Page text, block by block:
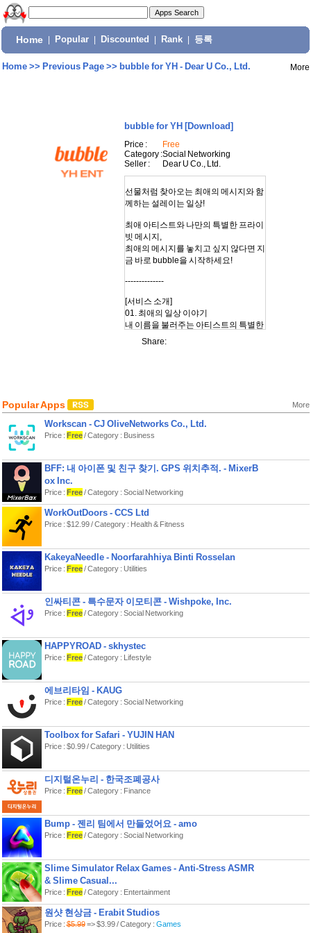
Home Popular Discounted Rank 등록
Home>> Previous Page>> bubble for YH - Dear U Co., Ltd. More
bubble for YH [Download]
Price :
Free
Category :Social Networking
Seller :
Dear U Co., Ltd.
선물처럼 찾아오는 최애의 메시지와 함
께하는 설레이는 일상!
최애 아티스트와 나만의 특별한 프라이
빗 메시지,
최애의 메시지를 놓치고 싶지 않다면 지
금 바로 bubble을 시작하세요!
--------------
[서비스 소개]
01. 최애의 일상 이야기
내 이름을 불러주는 아티스트의 특별한
일상 메시지를 받아 보세요
텍스트만으로는 부족한 우리! bubble
LIVE로 최애와 일상을 나눠 보세요
아티스트에게 응원과 사랑이 가득 찬 답
장을 보내 보세요
05. 최애랑 나만의 기념일
오늘부터 1일! 아티스트와 나만의 특별
한 기념일을 확인해 보세요
내 언어로 아티스트의 메시지를 읽고 내
언어로 답장을 보내 보세요
-선택적 접근 권한의 경우 허용에 동의
하지 않으셔도 앱 사용이 가능합니다.
사진 / 동영상 전송 및 저장, 프로필 사진
및 채팅방 배경 설정에 사용
및 채팅방 배경 설정에 사용
음성 메시지 / 동영상 촬영 및 전송에 사
용
서비스 이용 시 알림 수신을 위해 사용
01. bubble for YH 혜택
- 구매한 이용권의 인원 수만큼 bubble
- 선택한 ARTIST가 직접 보내는 bubble
- 구독은 iTunes를 통해서 할 수 있으며
iTunes 계정으로 결제금액이 청구됩니
Share:
Popular Apps More
Workscan - CJ OliveNetworks Co., Ltd.
Price : Free/ Category : Business
BFF: 내 아이폰 및 친구 찾기. GPS 위치추적. - MixerB
ox Inc.
Price : Free/ Category : Social Networking
WorkOutDoors - CCS Ltd
Price : $12.99 / Category : Health & Fitness
KakeyaNeedle - Noorfarahhiya Binti Rosselan
Price : Free/ Category : Utilities
인싸티콘 - 특수문자 이모티콘 - Wishpoke, Inc.
Price : Free/ Category : Social Networking
HAPPYROAD - skhystec
Price : Free/ Category : Lifestyle
에브리타임 - KAUG
Price : Free/ Category : Social Networking
Toolbox for Safari - YUJIN HAN
Price : $0.99 / Category : Utilities
디지털온누리 - 한국조폐공사
Price : Free/ Category : Finance
Bump - 젠리 팀에서 만들었어요 - amo
Price : Free/ Category : Social Networking
Slime Simulator Relax Games - Anti-Stress ASMR
& Slime Casual...
Price : Free/ Category : Entertainment
원샷 현상금 - Erabit Studios
Price :$5.99=> $3.99 / Category : Games